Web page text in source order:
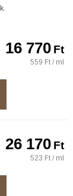
16 770Ft
559 Ft / ml
26 170Ft
523 Ft / ml